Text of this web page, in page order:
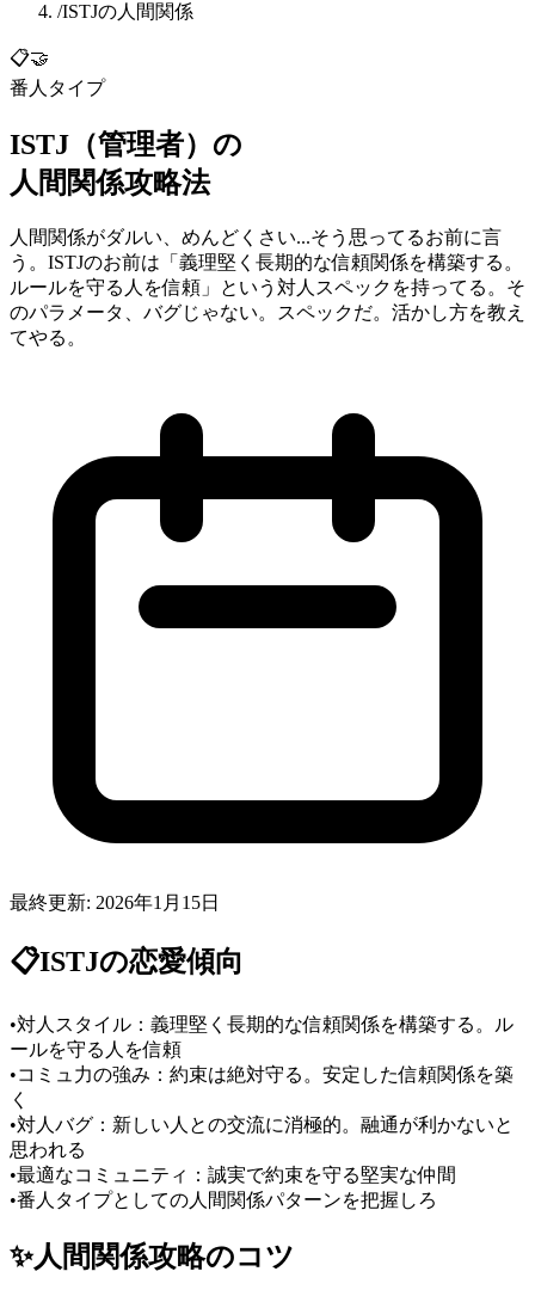
/ISTJの人間関係
📋🤝
番人 タイプ
ISTJ （管理者）の
人間関係攻略法
人間関係がダルい、めんどくさい...そう思ってるお前に言
う。ISTJのお前は「義理堅く長期的な信頼関係を構築する。
ルールを守る人を信頼」という対人スペックを持ってる。そ
のパラメータ、バグじゃない。スペックだ。活かし方を教え
てやる。
最終更新: 2026年1月15日
📋ISTJの恋愛傾向
•対人スタイル：義理堅く長期的な信頼関係を構築する。ル
ールを守る人を信頼
•コミュ力の強み：約束は絶対守る。安定した信頼関係を築
く
•対人バグ：新しい人との交流に消極的。融通が利かないと
思われる
•最適なコミュニティ：誠実で約束を守る堅実な仲間
•番人タイプとしての人間関係パターンを把握しろ
✨人間関係攻略のコツ